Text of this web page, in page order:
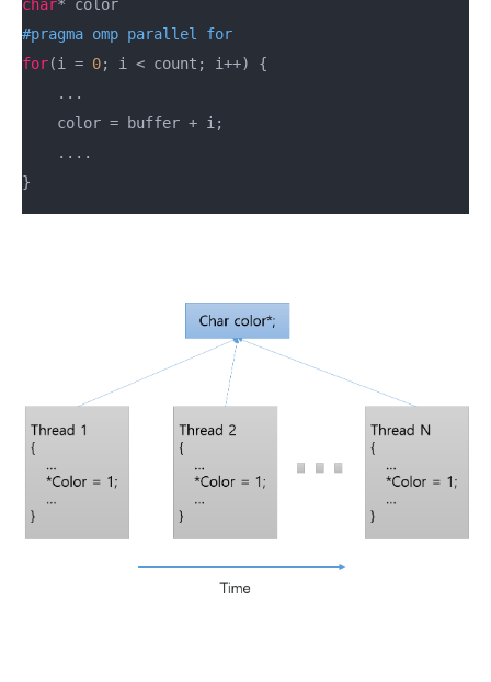
char
#pragma omp parallel for
for(i = 0; i < count; i++) {
    ...
    color = buffer + i;
    ....
}